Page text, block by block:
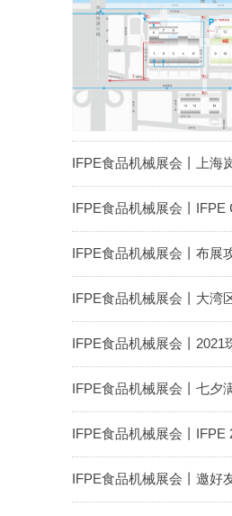
IFPE食品机械展会丨上海
IFPE食品机械展会丨
IFPE食品机械展会丨布展
IFPE食品机械展会丨大湾
IFPE食品机械展会丨
IFPE食品机械展会丨七夕
IFPE食品机械展会丨
IFPE食品机械展会丨邀好